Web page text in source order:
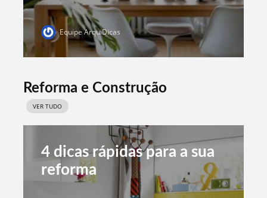
Equipe ArquiDicas
Reforma e Construção
VER TUDO
4 dicas rápidas para a sua
reforma